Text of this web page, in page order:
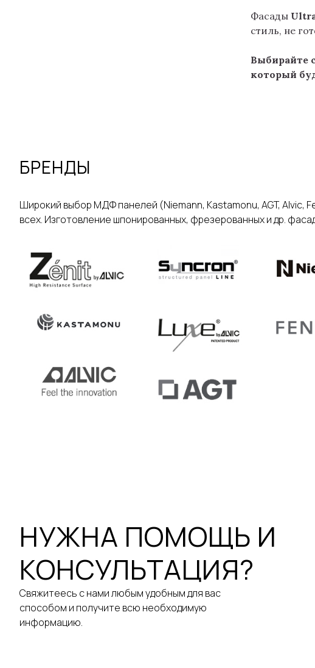
Фасады
стиль, не
Выбирайте
который
БРЕНДЫ
Широкий выбор МДФ панелей (Niemann, Kastamonu, AGT, Alvic,
всех. Изготовление шпонированных, фрезерованных и др.
НУЖНА ПОМОЩЬ И
КОНСУЛЬТАЦИЯ?
Свяжитеесь с нами любым удобным для вас
способом и получите всю необходимую
информацию.